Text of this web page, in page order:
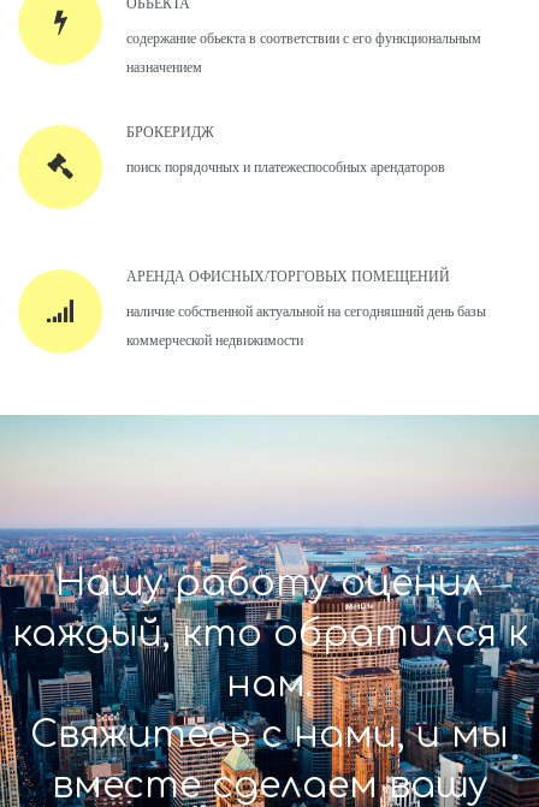
ОБЬЕКТА
содержание обьекта в соответствии с его функциональным
назначением
БРОКЕРИДЖ
поиск порядочных и платежеспособных арендаторов
АРЕНДА ОФИСНЫХ/ТОРГОВЫХ ПОМЕЩЕНИЙ
наличие собственной актуальной на сегодняшний день базы
коммерческой недвижимости
Нашу работу оценил
каждый, кто обратился к
нам.
Свяжитесь с нами, и мы
вместе сделаем вашу